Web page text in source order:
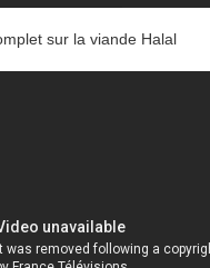
sur la viande Halal